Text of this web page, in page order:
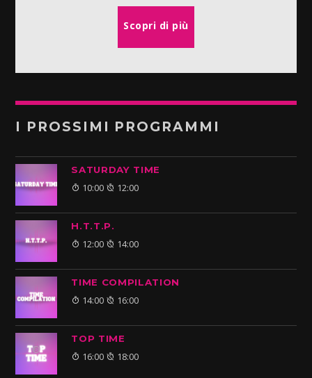
Scopri di più
I PROSSIMI PROGRAMMI
SATURDAY TIME
10:00 12:00
H.T.T.P.
12:00 14:00
TIME COMPILATION
14:00 16:00
TOP TIME
16:00 18:00